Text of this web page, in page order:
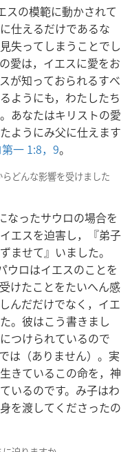
スの模範に動かされて
仕えるだけであるな
失ってしまうことでし
愛は，イエスに愛をお
が知っておられるすべ
ようにも，わたしたち
あなたはキリストの愛
ようにみ父に仕えます
一 1:8，9。
どんな影響を受けました
なったサウロの場合を
エスを迫害し，『弟子
ませて』いました。
ウロはイエスのことを
けたことをたいへん感
んだだけでなく，イエ
。彼はこう書きまし
つけられているので
は（ありません）。実
きているこの命を，神
いるのです。み子はわ
を渡してくださったの